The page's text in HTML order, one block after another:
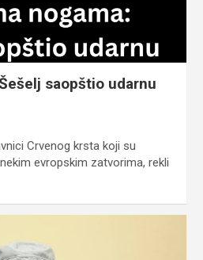
saopštio udarnu
Crvenog krsta koji su
evropskim zatvorima, rekli